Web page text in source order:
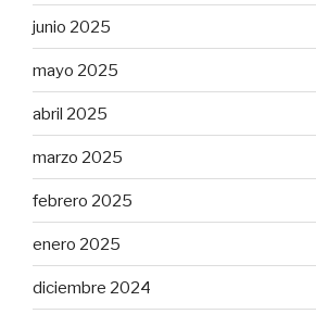
junio 2025
mayo 2025
abril 2025
marzo 2025
febrero 2025
enero 2025
diciembre 2024